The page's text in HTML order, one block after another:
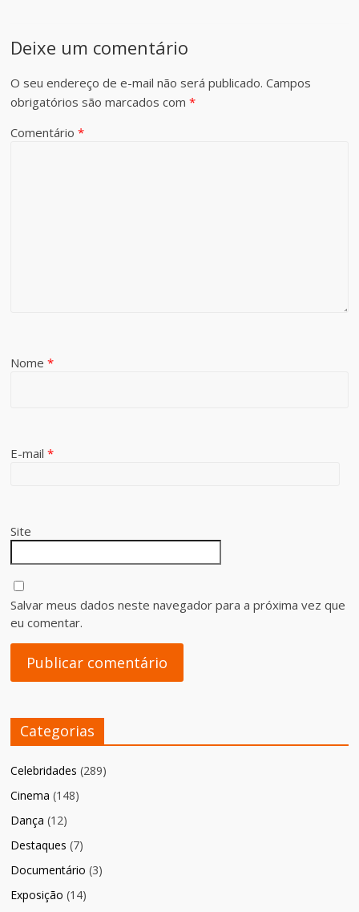
Deixe um comentário
O seu endereço de e-mail não será publicado. Campos
obrigatórios são marcados com*
Comentário*
Nome*
E-mail*
Site
Salvar meus dados neste navegador para a próxima vez que
eu comentar.
Categorias
Celebridades (289)
Cinema (148)
Dança (12)
Destaques (7)
Documentário (3)
Exposição (14)